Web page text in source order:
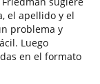
el apellido y el
problema y
Luego
en el formato